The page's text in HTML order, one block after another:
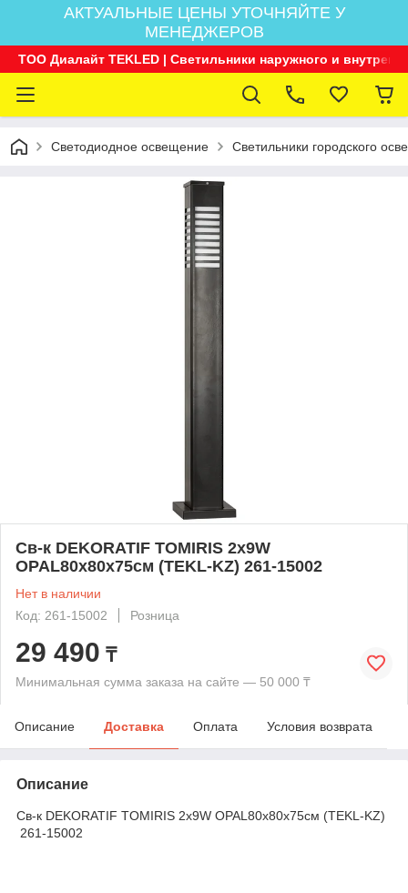
АКТУАЛЬНЫЕ ЦЕНЫ УТОЧНЯЙТЕ У
МЕНЕДЖЕРОВ
ТОО Диалайт TEKLED | Светильники наружного и
Светодиодное освещение Светильники городского
Св-к DEKORATIF TOMIRIS 2x9W
OPAL80x80x75cм (TEKL-KZ) 261-15002
Нет в наличии
Код: 261-15002
Розница
29 490 ₸
Минимальная сумма заказа на сайте — 50 000 ₸
Описание Доставка Оплата Условия возврата
Описание
Св-к DEKORATIF TOMIRIS 2x9W OPAL80x80x75cм (TEKL-KZ)
261-15002